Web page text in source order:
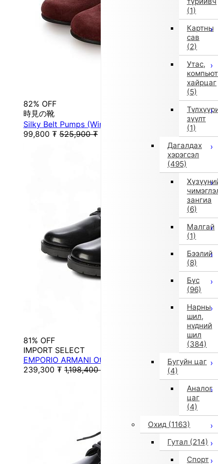
(1)
Картны
сав
(2)
Утас,
хайрцаг
(5)
зүүлт
(1)
Дагалдах
хэрэгсэл
(495)
зангиа
(6)
Малгай
(1)
Бээлий
(8)
Бүс
(96)
Нарны
шил,
нүдний
шил
(384)
Бугуйн цаг
(4)
Аналог
цаг
(4)
Охид (1163)
Гутал (214)
Спорт
82% OFF
時見の靴
Silky Belt Pumps (Wine)
99,800 ₮ 525,900 ₮
81% OFF
IMPORT SELECT
EMPORIO ARMANI Other Shoes
239,300 ₮ 1,198,400